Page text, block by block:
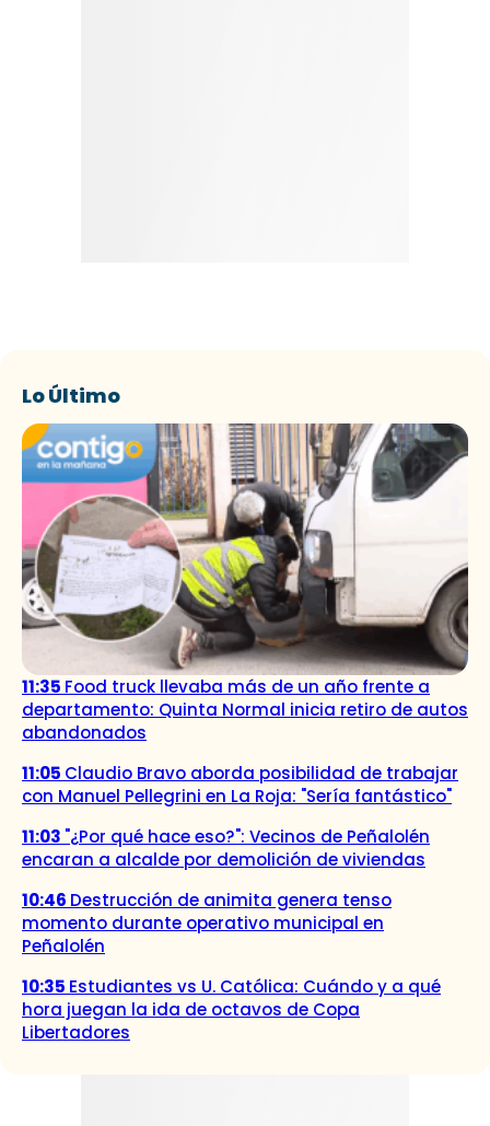
Lo Último
11:35 Food truck llevaba más de un año frente a
departamento: Quinta Normal inicia retiro de autos
abandonados
11:05 Claudio Bravo aborda posibilidad de trabajar
con Manuel Pellegrini en La Roja: "Sería fantástico"
11:03 "¿Por qué hace eso?": Vecinos de Peñalolén
encaran a alcalde por demolición de viviendas
10:46 Destrucción de animita genera tenso
momento durante operativo municipal en
Peñalolén
10:35 Estudiantes vs U. Católica: Cuándo y a qué
hora juegan la ida de octavos de Copa
Libertadores